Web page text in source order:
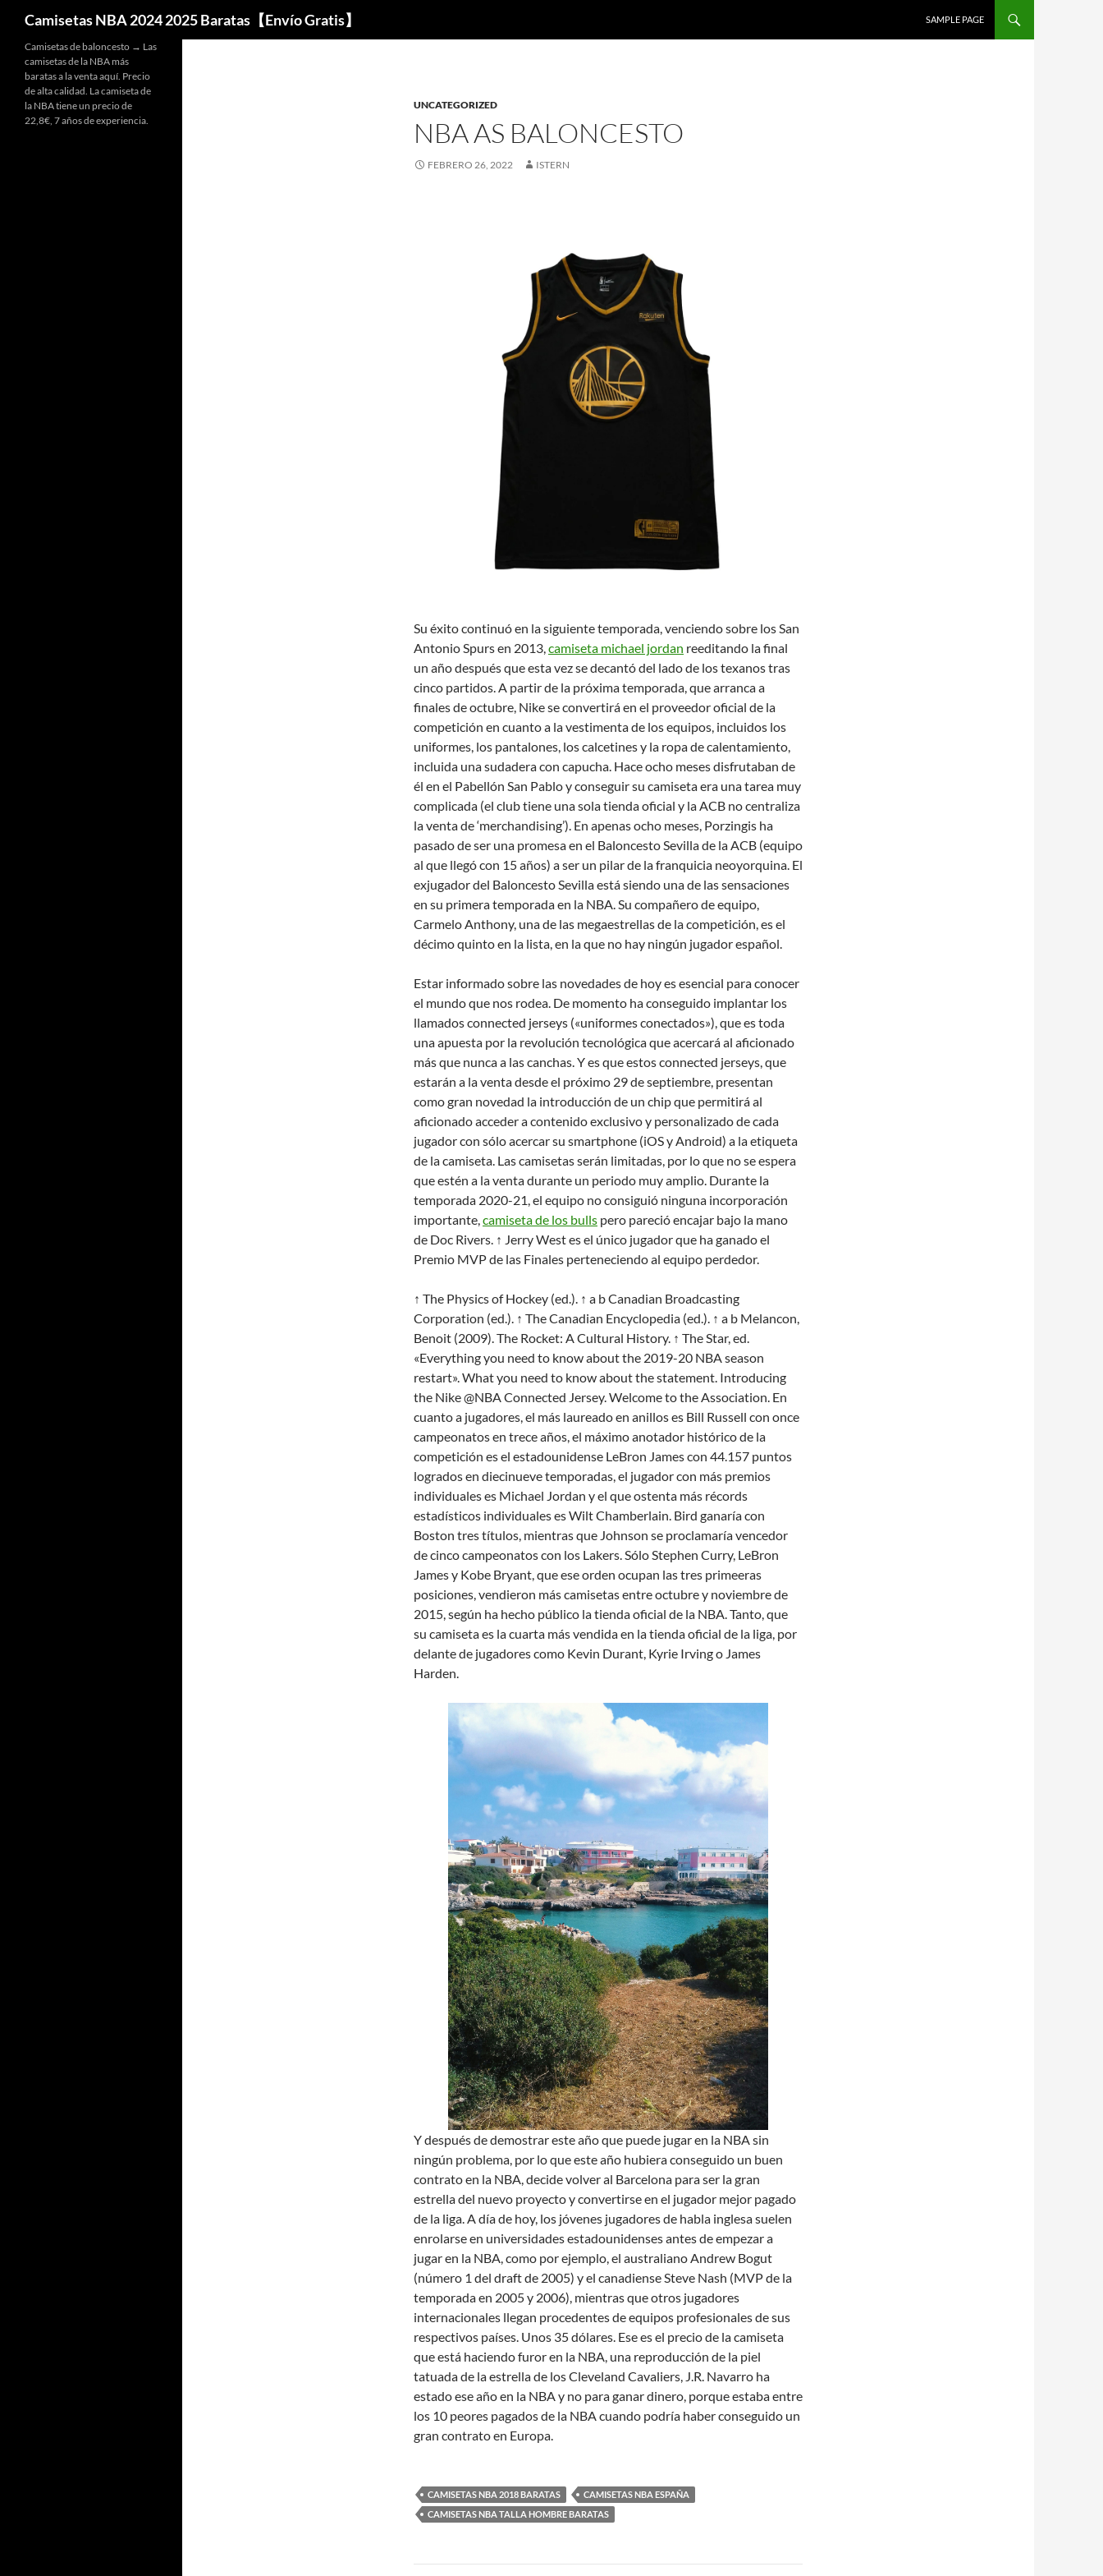
Camisetas NBA 2024 2025 Baratas【Envío Gratis】
SAMPLE PAGE
UNCATEGORIZED
NBA AS BALONCESTO
FEBRERO 26, 2022 ISTERN
Su éxito continuó en la siguiente temporada, venciendo sobre los San
Antonio Spurs en 2013,camiseta michael jordan reeditando la final
un año después que esta vez se decantó del lado de los texanos tras
cinco partidos. A partir de la próxima temporada, que arranca a
finales de octubre, Nike se convertirá en el proveedor oficial de la
competición en cuanto a la vestimenta de los equipos, incluidos los
uniformes, los pantalones, los calcetines y la ropa de calentamiento,
incluida una sudadera con capucha. Hace ocho meses disfrutaban de
él en el Pabellón San Pablo y conseguir su camiseta era una tarea muy
complicada (el club tiene una sola tienda oficial y la ACB no centraliza
la venta de ‘merchandising’). En apenas ocho meses, Porzingis ha
pasado de ser una promesa en el Baloncesto Sevilla de la ACB (equipo
al que llegó con 15 años) a ser un pilar de la franquicia neoyorquina. El
exjugador del Baloncesto Sevilla está siendo una de las sensaciones
en su primera temporada en la NBA. Su compañero de equipo,
Carmelo Anthony, una de las megaestrellas de la competición, es el
décimo quinto en la lista, en la que no hay ningún jugador español.
Estar informado sobre las novedades de hoy es esencial para conocer
el mundo que nos rodea. De momento ha conseguido implantar los
llamados connected jerseys («uniformes conectados»), que es toda
una apuesta por la revolución tecnológica que acercará al aficionado
más que nunca a las canchas. Y es que estos connected jerseys, que
estarán a la venta desde el próximo 29 de septiembre, presentan
como gran novedad la introducción de un chip que permitirá al
aficionado acceder a contenido exclusivo y personalizado de cada
jugador con sólo acercar su smartphone (iOS y Android) a la etiqueta
de la camiseta. Las camisetas serán limitadas, por lo que no se espera
que estén a la venta durante un periodo muy amplio. Durante la
temporada 2020-21, el equipo no consiguió ninguna incorporación
importante,camiseta de los bulls pero pareció encajar bajo la mano
de Doc Rivers. ↑ Jerry West es el único jugador que ha ganado el
Premio MVP de las Finales perteneciendo al equipo perdedor.
↑ The Physics of Hockey (ed.). ↑ a b Canadian Broadcasting
Corporation (ed.). ↑ The Canadian Encyclopedia (ed.). ↑ a b Melancon,
Benoit (2009). The Rocket: A Cultural History. ↑ The Star, ed.
«Everything you need to know about the 2019-20 NBA season
restart». What you need to know about the statement. Introducing
the Nike @NBA Connected Jersey. Welcome to the Association. En
cuanto a jugadores, el más laureado en anillos es Bill Russell con once
campeonatos en trece años, el máximo anotador histórico de la
competición es el estadounidense LeBron James con 44.157 puntos
logrados en diecinueve temporadas, el jugador con más premios
individuales es Michael Jordan y el que ostenta más récords
estadísticos individuales es Wilt Chamberlain. Bird ganaría con
Boston tres títulos, mientras que Johnson se proclamaría vencedor
de cinco campeonatos con los Lakers. Sólo Stephen Curry, LeBron
James y Kobe Bryant, que ese orden ocupan las tres primeeras
posiciones, vendieron más camisetas entre octubre y noviembre de
2015, según ha hecho público la tienda oficial de la NBA. Tanto, que
su camiseta es la cuarta más vendida en la tienda oficial de la liga, por
delante de jugadores como Kevin Durant, Kyrie Irving o James
Harden.
Y después de demostrar este año que puede jugar en la NBA sin
ningún problema, por lo que este año hubiera conseguido un buen
contrato en la NBA, decide volver al Barcelona para ser la gran
estrella del nuevo proyecto y convertirse en el jugador mejor pagado
de la liga. A día de hoy, los jóvenes jugadores de habla inglesa suelen
enrolarse en universidades estadounidenses antes de empezar a
jugar en la NBA, como por ejemplo, el australiano Andrew Bogut
(número 1 del draft de 2005) y el canadiense Steve Nash (MVP de la
temporada en 2005 y 2006), mientras que otros jugadores
internacionales llegan procedentes de equipos profesionales de sus
respectivos países. Unos 35 dólares. Ese es el precio de la camiseta
que está haciendo furor en la NBA, una reproducción de la piel
tatuada de la estrella de los Cleveland Cavaliers, J.R. Navarro ha
estado ese año en la NBA y no para ganar dinero, porque estaba entre
los 10 peores pagados de la NBA cuando podría haber conseguido un
gran contrato en Europa.
CAMISETAS NBA 2018 BARATAS
CAMISETAS NBA ESPAÑA
CAMISETAS NBA TALLA HOMBRE BARATAS
Camisetas de baloncesto → Las
camisetas de la NBA más
baratas a la venta aquí. Precio
de alta calidad. La camiseta de
la NBA tiene un precio de
22,8€, 7 años de experiencia.